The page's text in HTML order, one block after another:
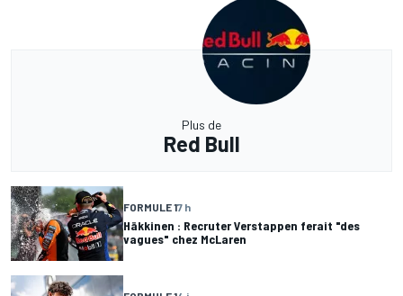
Plus de
Red Bull
FORMULE 17 h
Häkkinen : Recruter Verstappen ferait "des
vagues" chez McLaren